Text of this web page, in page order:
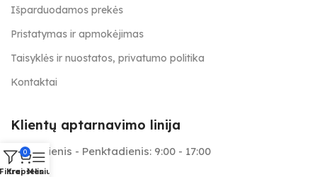
Išparduodamos prekės
Pristatymas ir apmokėjimas
Taisyklės ir nuostatos, privatumo politika
Kontaktai
Klientų aptarnavimo linija
Pirmadienis - Penktadienis: 9:00 - 17:00
0
Krepšelis
Meniu